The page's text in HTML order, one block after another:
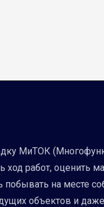
МиТОК
работ, оценить
побывать на месте
объектов и даже